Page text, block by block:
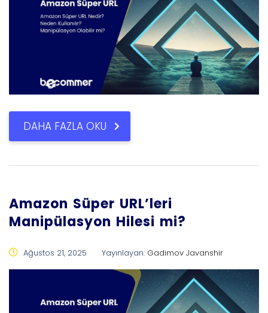
DAHA FAZLA OKU
Amazon Süper URL’leri
Manipülasyon Hilesi mi?
Ağustos 21, 2025 Yayınlayan: Gadimov Javanshir